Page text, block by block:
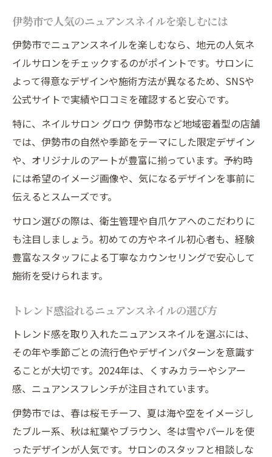
伊勢市で人気のニュアンスネイルを楽しむには
伊勢市でニュアンスネイルを楽しむなら、地元の人気ネ
イルサロンをチェックするのがポイントです。サロンに
よって得意なデザインや施術方法が異なるため、SNSや
公式サイトで実績や口コミを確認すると安心です。
特に、ネイルサロン グロウ 伊勢市など地域密着型の店舗
では、伊勢市の自然や季節をテーマにした限定デザイン
や、オリジナルのアートが豊富に揃っています。予約時
には希望のイメージ画像や、気になるデザインを事前に
伝えるとスムーズです。
サロン選びの際は、衛生管理や自爪ケアへのこだわりに
も注目しましょう。初めての方やネイル初心者も、経験
豊富なスタッフによる丁寧なカウンセリングで安心して
施術を受けられます。
トレンド感溢れるニュアンスネイルの選び方
トレンド感を取り入れたニュアンスネイルを選ぶには、
その年や季節ごとの流行色やデザインパターンを意識す
ることが大切です。2024年は、くすみカラーやシアー
感、ニュアンスフレンチが注目されています。
伊勢市では、春は桜モチーフ、夏は海や空をイメージし
たブルー系、秋は紅葉やブラウン、冬は雪やパールを使
ったデザインが人気です。サロンのスタッフと相談しな